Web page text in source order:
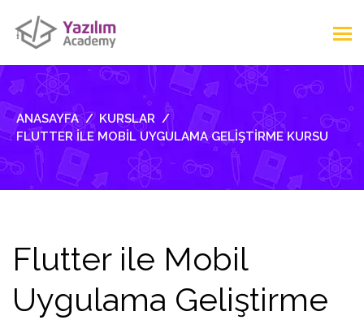
ANASAYFA
KURSLAR
FLUTTER ILE MOBIL UYGULAMA GELIŞTIRME KURSU
Flutter ile Mobil
Uygulama Geliştirme